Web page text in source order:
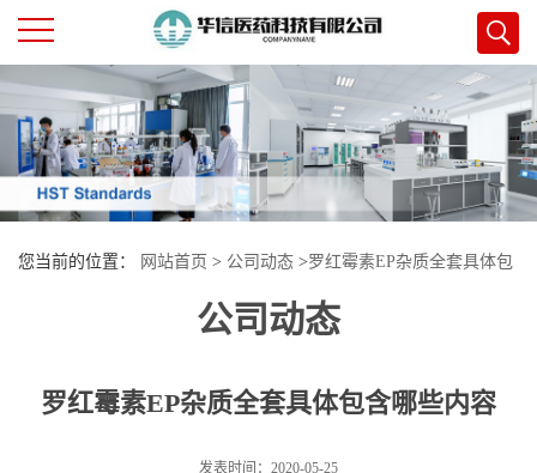
公
司
首
页
司
您当前的位置： 网站首页 > 公司动态 >罗红霉素EP杂质全套具体包
公司动态
罗红霉素EP杂质全套具体包含哪些内容
发表时间：2020-05-25